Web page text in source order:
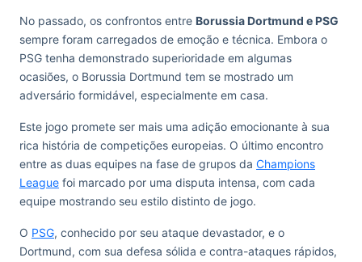
No passado, os confrontos entre Borussia Dortmund e PSG
sempre foram carregados de emoção e técnica. Embora o
PSG tenha demonstrado superioridade em algumas
ocasiões, o Borussia Dortmund tem se mostrado um
adversário formidável, especialmente em casa.
Este jogo promete ser mais uma adição emocionante à sua
rica história de competições europeias. O último encontro
entre as duas equipes na fase de grupos da Champions
League foi marcado por uma disputa intensa, com cada
equipe mostrando seu estilo distinto de jogo.
O PSG, conhecido por seu ataque devastador, e o
Dortmund, com sua defesa sólida e contra-ataques rápidos,